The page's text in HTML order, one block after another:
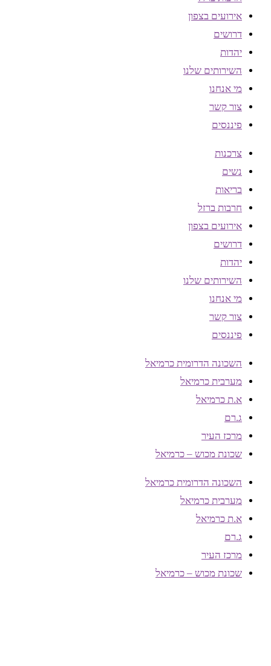
אירועים בצפון
דרושים
יהדות
השירותים שלנו
מי אנחנו
צור קשר
פיננסים
צרכנות
נשים
בריאות
חרבות ברזל
אירועים בצפון
דרושים
יהדות
השירותים שלנו
מי אנחנו
צור קשר
פיננסים
השכונה הדרומית כרמיאל
מערבית כרמיאל
א.ת כרמיאל
ג.רם
מרכז העיר
שכונת מכוש – כרמיאל
השכונה הדרומית כרמיאל
מערבית כרמיאל
א.ת כרמיאל
ג.רם
מרכז העיר
שכונת מכוש – כרמיאל